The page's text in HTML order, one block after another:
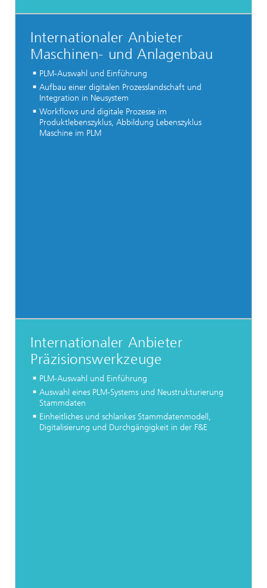
Internationaler Anbieter
Maschinen- und Anlagenbau
PLM-Auswahl und Einführung
Aufbau einer digitalen Prozesslandschaft und
Integration in Neusystem
Workflows und digitale Prozesse im
Produktlebenszyklus, Abbildung Lebenszyklus
Maschine im PLM
Internationaler Anbieter
Präzisionswerkzeuge
PLM-Auswahl und Einführung
Auswahl eines PLM-Systems und Neustrukturierung
Stammdaten
Einheitliches und schlankes Stammdatenmodell,
Digitalisierung und Durchgängigkeit in der F&E